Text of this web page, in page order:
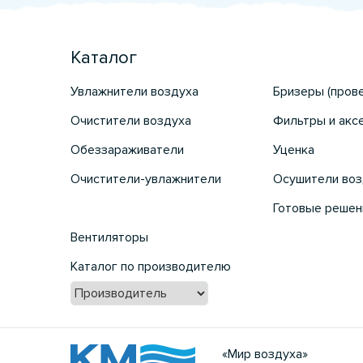
Каталог
Увлажнители воздуха
Очистители воздуха
Обеззараживатели
Очистители-увлажнители
Бризеры
Фильтры и
Уценка
Осушители
Готовые
Вентиляторы
Каталог по производителю
«Мир воздуха»